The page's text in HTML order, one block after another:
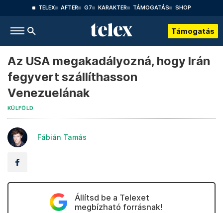
TELEX AFTER G7 KARAKTER TÁMOGATÁS SHOP
Támogatás
Az USA megakadályozná, hogy Irán
fegyvert szállíthasson
Venezuelának
KÜLFÖLD
Fábián Tamás
Állítsd be a Telexet
megbízható forrásnak!